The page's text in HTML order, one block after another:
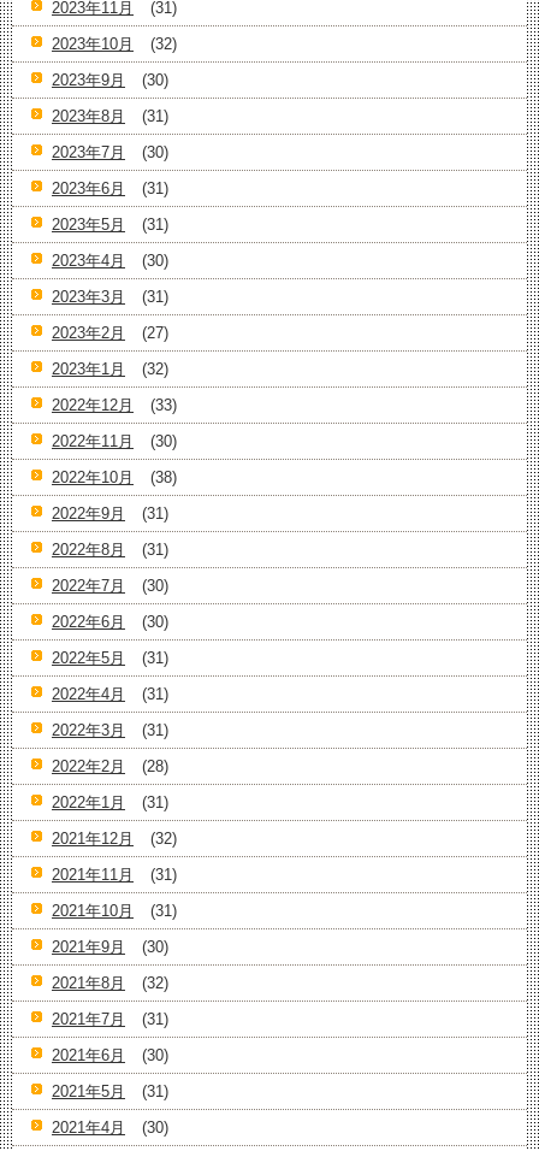
2023年11月
(31)
2023年10月
(32)
2023年9月
(30)
2023年8月
(31)
2023年7月
(30)
2023年6月
(31)
2023年5月
(31)
2023年4月
(30)
2023年3月
(31)
2023年2月
(27)
2023年1月
(32)
2022年12月
(33)
2022年11月
(30)
2022年10月
(38)
2022年9月
(31)
2022年8月
(31)
2022年7月
(30)
2022年6月
(30)
2022年5月
(31)
2022年4月
(31)
2022年3月
(31)
2022年2月
(28)
2022年1月
(31)
2021年12月
(32)
2021年11月
(31)
2021年10月
(31)
2021年9月
(30)
2021年8月
(32)
2021年7月
(31)
2021年6月
(30)
2021年5月
(31)
2021年4月
(30)